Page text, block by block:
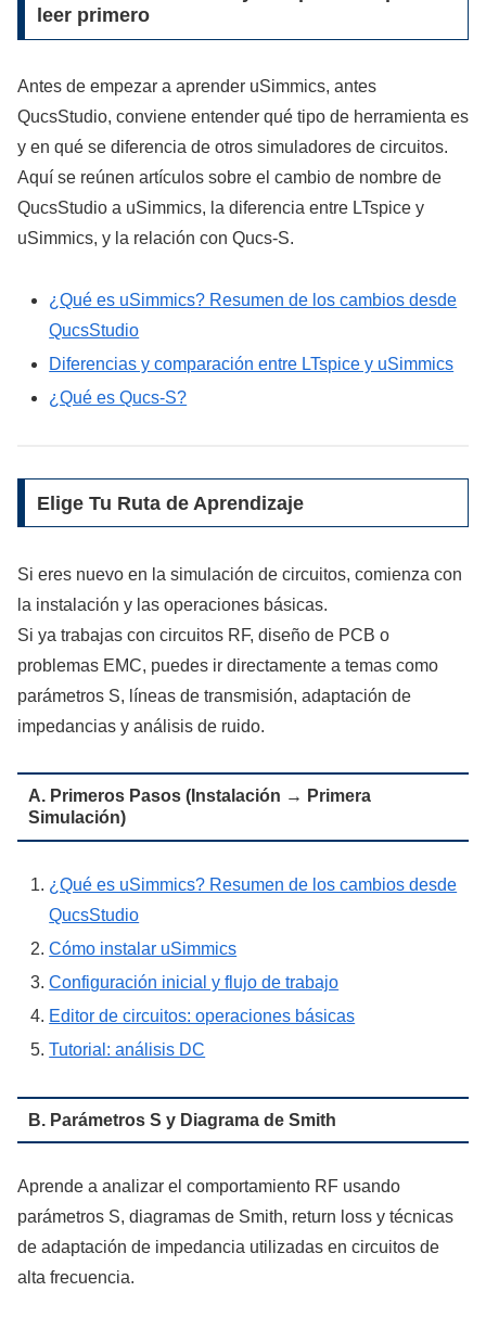
leer primero
Antes de empezar a aprender uSimmics, antes
QucsStudio, conviene entender qué tipo de herramienta es
y en qué se diferencia de otros simuladores de circuitos.
Aquí se reúnen artículos sobre el cambio de nombre de
QucsStudio a uSimmics, la diferencia entre LTspice y
uSimmics, y la relación con Qucs-S.
¿Qué es uSimmics? Resumen de los cambios desde
QucsStudio
Diferencias y comparación entre LTspice y uSimmics
¿Qué es Qucs-S?
Elige Tu Ruta de Aprendizaje
Si eres nuevo en la simulación de circuitos, comienza con
la instalación y las operaciones básicas.
Si ya trabajas con circuitos RF, diseño de PCB o
problemas EMC, puedes ir directamente a temas como
parámetros S, líneas de transmisión, adaptación de
impedancias y análisis de ruido.
A. Primeros Pasos (Instalación → Primera
Simulación)
¿Qué es uSimmics? Resumen de los cambios desde
QucsStudio
Cómo instalar uSimmics
Configuración inicial y flujo de trabajo
Editor de circuitos: operaciones básicas
Tutorial: análisis DC
B. Parámetros S y Diagrama de Smith
Aprende a analizar el comportamiento RF usando
parámetros S, diagramas de Smith, return loss y técnicas
de adaptación de impedancia utilizadas en circuitos de
alta frecuencia.